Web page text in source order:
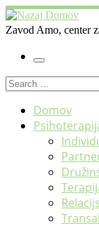
Skoči
na
Zavod Amo, center
Meni
Search
Domov